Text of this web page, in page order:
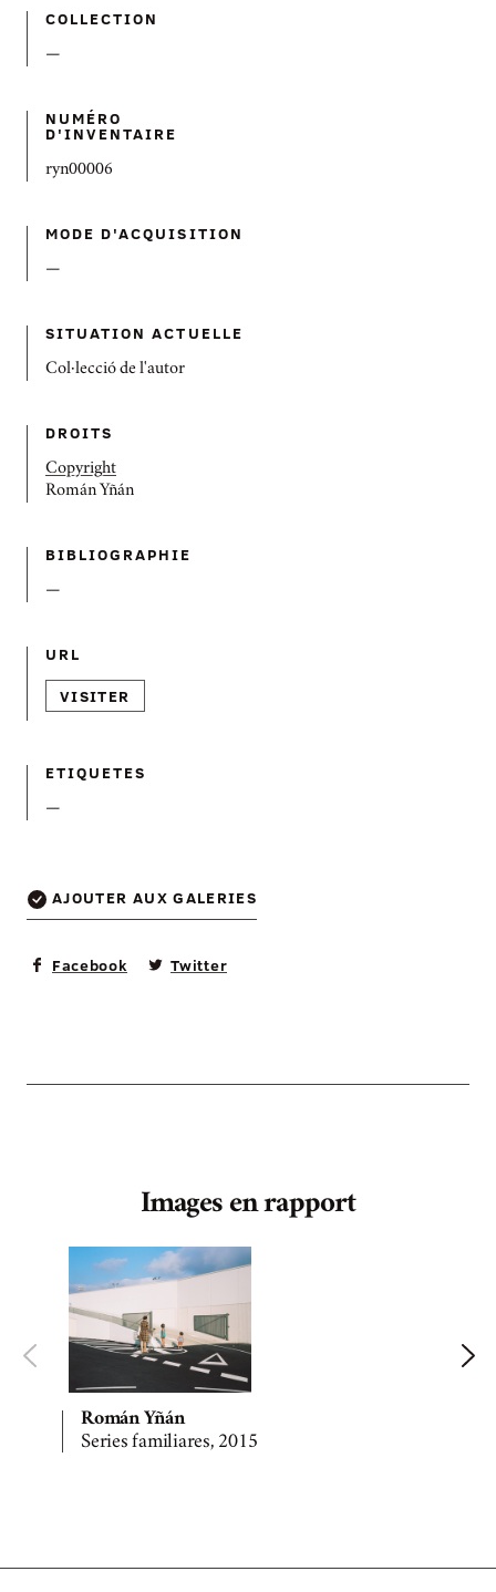
COLLECTION
—
NUMÉRO
D'INVENTAIRE
ryn00006
MODE D'ACQUISITION
—
SITUATION ACTUELLE
Col·lecció de l'autor
DROITS
Copyright
Román Yñán
BIBLIOGRAPHIE
—
URL
VISITER
ETIQUETES
—
AJOUTER AUX GALERIES
Facebook Twitter
Images en rapport
Román Yñán
Series familiares, 2015